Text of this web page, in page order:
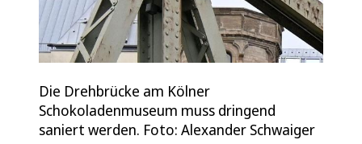
Die Drehbrücke am Kölner
Schokoladenmuseum muss dringend
saniert werden. Foto: Alexander Schwaiger